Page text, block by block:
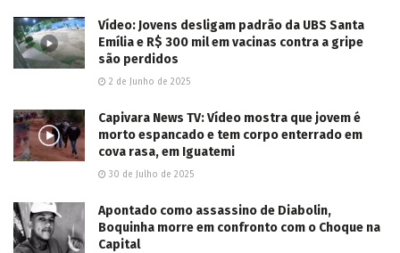
Vídeo: Jovens desligam padrão da UBS Santa
Emília e R$ 300 mil em vacinas contra a gripe
são perdidos
2 de Junho de 2025
Capivara News TV: Vídeo mostra que jovem é
morto espancado e tem corpo enterrado em
cova rasa, em Iguatemi
30 de Julho de 2025
Apontado como assassino de Diabolin,
Boquinha morre em confronto com o Choque na
Capital